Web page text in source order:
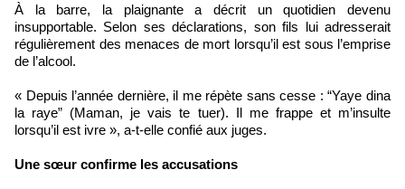
À la barre, la plaignante a décrit un quotidien devenu
insupportable. Selon ses déclarations, son fils lui adresserait
régulièrement des menaces de mort lorsqu’il est sous l’emprise
de l’alcool.
« Depuis l’année dernière, il me répète sans cesse : “Yaye dina
la raye” (Maman, je vais te tuer). Il me frappe et m’insulte
lorsqu’il est ivre », a-t-elle confié aux juges.
Une sœur confirme les accusations